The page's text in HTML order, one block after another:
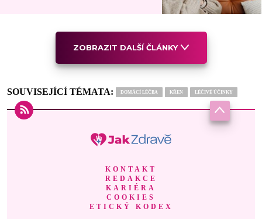
ZOBRAZIT DALŠÍ ČLÁNKY
SOUVISEJÍCÍ TÉMATA: DOMÁCÍ LÉČBA KŘEN LÉČIVÉ ÚČINKY
KONTAKT
REDAKCE
KARIÉRA
COOKIES
ETICKÝ KODEX